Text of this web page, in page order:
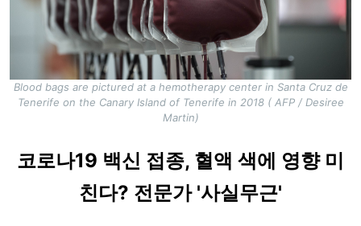
Blood bags are pictured at a hemotherapy center in Santa Cruz de
Tenerife on the Canary Island of Tenerife in 2018 ( AFP / Desiree
Martin)
코로나19 백신 접종, 혈액 색에 영향 미
친다? 전문가 '사실무근'